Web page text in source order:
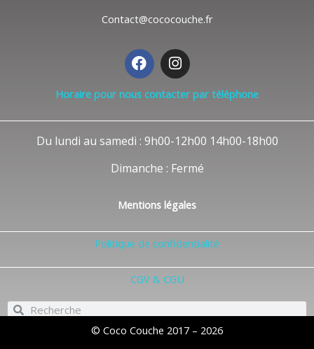
Contact@cococouche.fr
F
a
c
e
o
I
n
s
t
r
m
Horaire pour nous contacter par téléphone
Du lundi au samedi : 9h00-12h00 14h00-18h00
Dimanche : Fermé
Mentions légales
Politique de confidentialité
CGV & CGU
Rechercher
Rechercher
© Coco Couche 2017 – 2026